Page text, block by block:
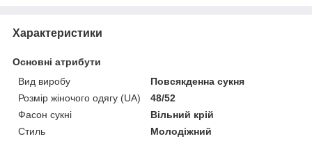
Характеристики
Основні атрибути
Вид виробу
Повсякденна сукня
Розмір жіночого одягу (UA)
48/52
Фасон сукні
Вільний крій
Стиль
Молодіжний